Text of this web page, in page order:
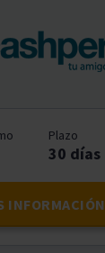
Plazo
30 días
INFORMACIÓN